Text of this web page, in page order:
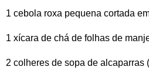
1 cebola roxa pequena cortada
1 xícara de chá de folhas de
2 colheres de sopa de alcaparras